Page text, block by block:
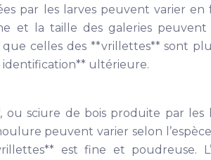
par les larves peuvent varier
et la taille des galeries
que celles des **vrillettes** sont
ultérieure.
ou sciure de bois produite par
peuvent varier selon
est fine et poudreuse.